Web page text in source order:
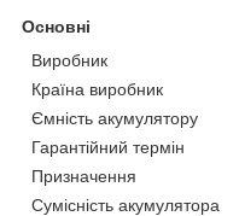
Основні
Виробник
Країна виробник
Ємність акумулятору
Гарантійний термін
Призначення
Сумісність акумулятора